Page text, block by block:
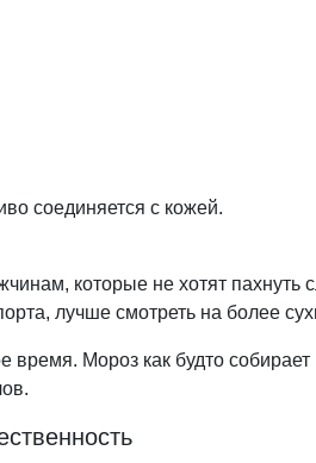
соединяется с кожей.
которые не хотят пахнуть
лучше смотреть на более
Мороз как будто